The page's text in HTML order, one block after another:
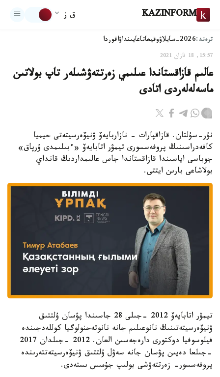
KAZINFORM ق ز
ترەند:2026-سايلاۋ وقيعاتاعايىنداۋاقوردا
15:57, 18 قازان 2021
عالىم قازاقستاندا عىلىمي زەرتتەۋشىلەر تاپ بولاتىن
ماسەلەلەردى اتادى
نۇر-سۇلتان. قازاقپارات - نازاربايەۆ ۋنيۆەرسيتەتى حيميا
كافەدراسىنىڭ پروفەسسورى تيمۋر اتابايەۆ «ءبىلىمدى ۇرپاق»
جوباسى اياسىندا قازاقستاندا جاس عالىمداردىڭ قانداي
بولاشاعى بارىن ايتتى.
تيمۋر اتابايەۆ 2012 -جىلى 28 جاسىندا پۋسان ۇلتتىق
ۋنيۆەرسيتەتىنىڭ نانوعىلىم جانە نانوتەحنولوگيا كوللەدجىندە
فيلوسوفيا دوكتورى دارەجەسىن العان. 2012 -جىلدان 2017
-جىلعا دەيىن پۋسان جانە سەۋل ۇلتتىق ۋنيۆەرسيتەتتەرىندە
پروفەسسور- زەرتتەۋشى بولىپ جۇمىس ىستەدى.